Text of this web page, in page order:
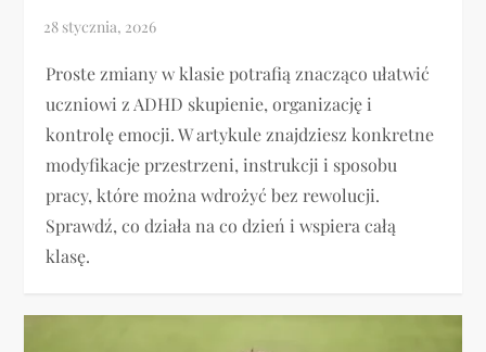
Proste zmiany w klasie potrafią znacząco ułatwić
uczniowi z ADHD skupienie, organizację i
kontrolę emocji. W artykule znajdziesz konkretne
modyfikacje przestrzeni, instrukcji i sposobu
pracy, które można wdrożyć bez rewolucji.
Sprawdź, co działa na co dzień i wspiera całą
klasę.